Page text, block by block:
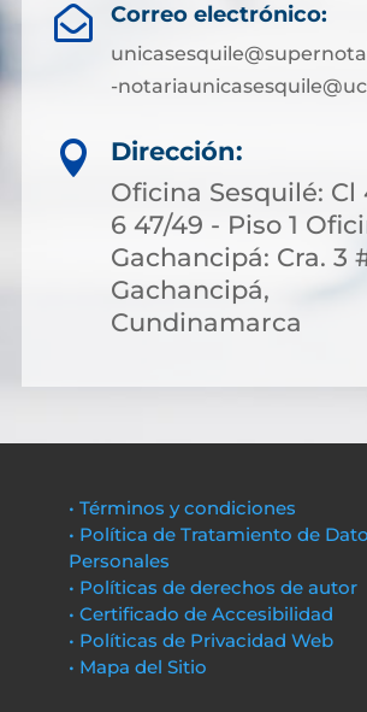
 Correo electrónico:
-

Dirección:
Oficina Sesquilé: Cl
6 47/49 - Piso 1
Gachancipá: Cra. 3
Gachancipá,
Cundinamarca
• Términos y condiciones
• Política de Tratamiento de
Personales
• Políticas de derechos de autor
• Certificado de Accesibilidad
• Políticas de Privacidad Web
• Mapa del Sitio